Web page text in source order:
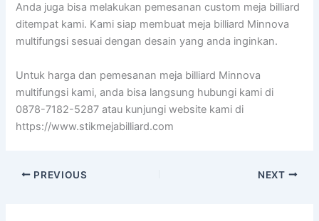
Anda juga bisa melakukan pemesanan custom meja billiard
ditempat kami. Kami siap membuat meja billiard Minnova
multifungsi sesuai dengan desain yang anda inginkan.
Untuk harga dan pemesanan meja billiard Minnova
multifungsi kami, anda bisa langsung hubungi kami di
0878-7182-5287 atau kunjungi website kami di
https://www.stikmejabilliard.com
PREVIOUS NEXT